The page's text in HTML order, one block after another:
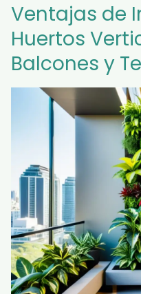
Ventajas de
Huertos
Balcones y